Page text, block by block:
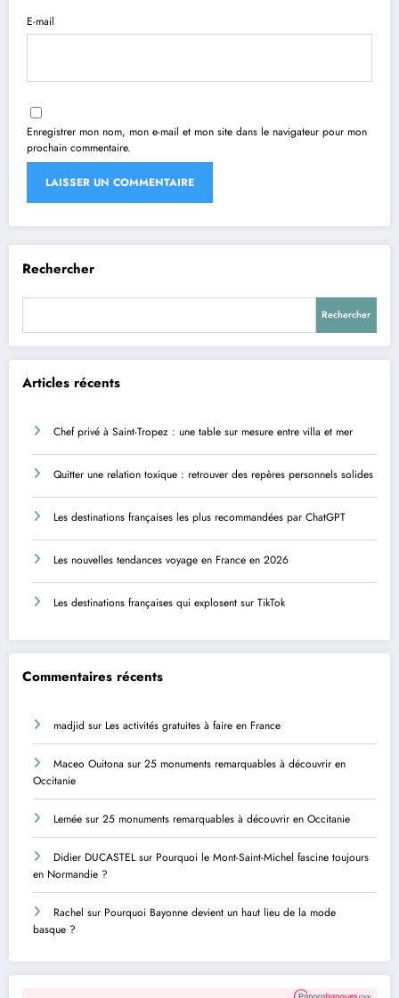
E-mail
Enregistrer mon nom, mon e-mail et mon site dans le navigateur pour mon
prochain commentaire.
Rechercher
Rechercher
Articles récents
Chef privé à Saint-Tropez : une table sur mesure entre villa et mer
Quitter une relation toxique : retrouver des repères personnels solides
Les destinations françaises les plus recommandées par ChatGPT
Les nouvelles tendances voyage en France en 2026
Les destinations françaises qui explosent sur TikTok
Commentaires récents
madjid sur Les activités gratuites à faire en France
Maceo Ouitona sur 25 monuments remarquables à découvrir en
Occitanie
Lemée sur 25 monuments remarquables à découvrir en Occitanie
Didier DUCASTELsur Pourquoi le Mont-Saint-Michel fascine toujours
en Normandie ?
Rachel sur Pourquoi Bayonne devient un haut lieu de la mode
basque ?